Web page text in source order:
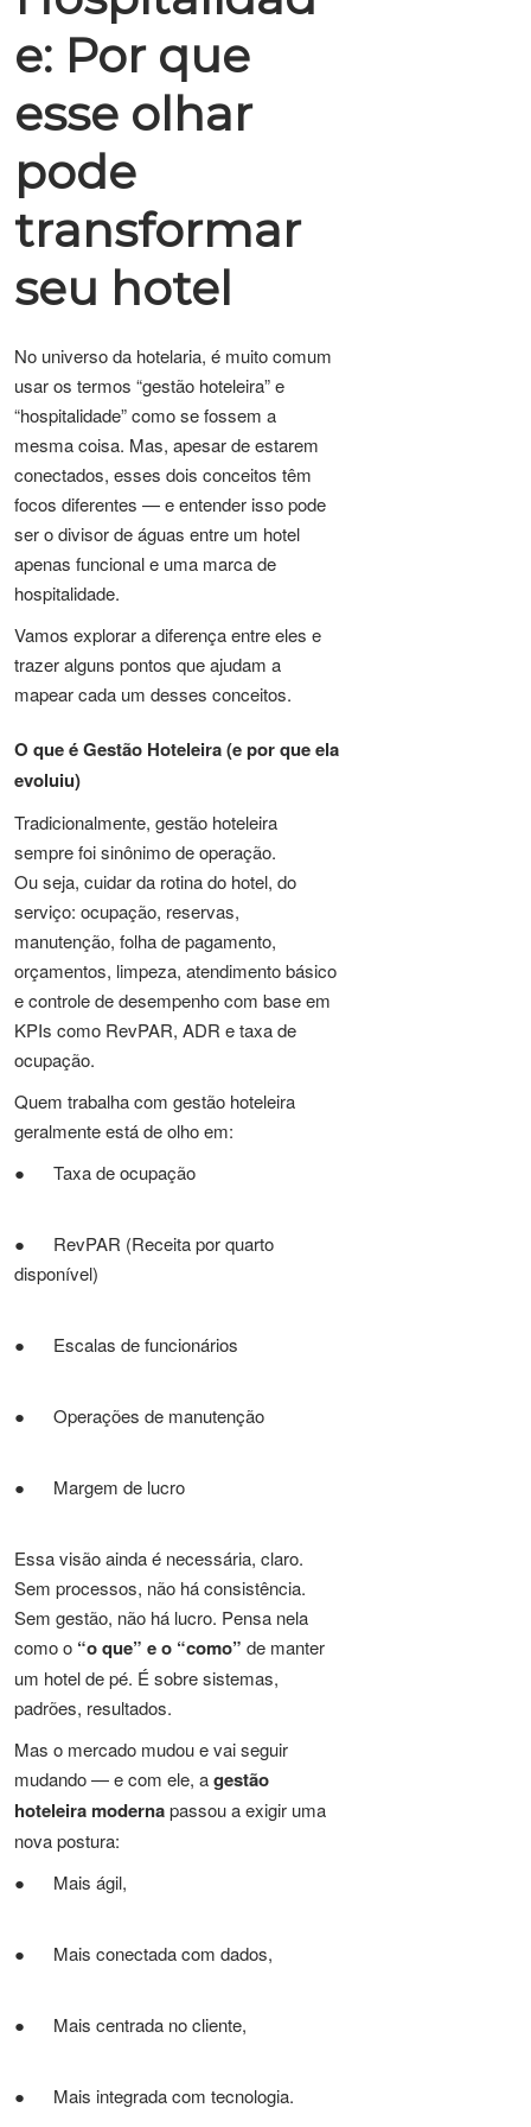
e: Por que
esse olhar
pode
transformar
seu hotel
No universo da hotelaria, é muito comum
usar os termos “gestão hoteleira” e
“hospitalidade” como se fossem a
mesma coisa. Mas, apesar de estarem
conectados, esses dois conceitos têm
focos diferentes — e entender isso pode
ser o divisor de águas entre um hotel
apenas funcional e uma marca de
hospitalidade.
Vamos explorar a diferença entre eles e
trazer alguns pontos que ajudam a
mapear cada um desses conceitos.
O que é Gestão Hoteleira (e por que ela
evoluiu)
Tradicionalmente, gestão hoteleira
sempre foi sinônimo de operação.
Ou seja, cuidar da rotina do hotel, do
serviço: ocupação, reservas,
manutenção, folha de pagamento,
orçamentos, limpeza, atendimento básico
e controle de desempenho com base em
KPIs como RevPAR, ADR e taxa de
ocupação.
Quem trabalha com gestão hoteleira
geralmente está de olho em:
● Taxa de ocupação
● RevPAR (Receita por quarto
disponível)
● Escalas de funcionários
● Operações de manutenção
● Margem de lucro
Essa visão ainda é necessária, claro.
Sem processos, não há consistência.
Sem gestão, não há lucro. Pensa nela
como o “o que” e o “como” de manter
um hotel de pé. É sobre sistemas,
padrões, resultados.
Mas o mercado mudou e vai seguir
mudando — e com ele, agestão
hoteleira modernapassou a exigir uma
nova postura:
● Mais ágil,
● Mais conectada com dados,
● Mais centrada no cliente,
● Mais integrada com tecnologia.